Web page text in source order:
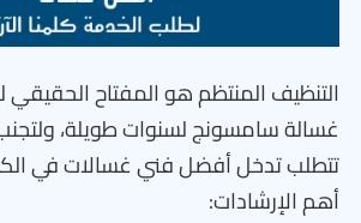
التنظيف المنتظم هو المفتاح
غسالة سامسونج لسنوات طويلة،
تتطلب تدخل أفضل فني غسالات في
أهم الإرشادات: